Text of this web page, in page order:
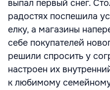
выпал первый снег.
радостях поспешила
елку, а магазины
себе покупателей
решили спросить у
настроен их
к любимому